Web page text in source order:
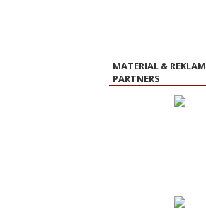
MATERIAL & REKLAM
PARTNERS